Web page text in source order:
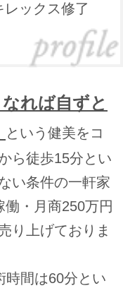
レックス修了
れば自ずと
という健美をコ
ら徒歩15分とい
い条件の一軒家
働・月商250万円
り上げておりま
時間は60分とい